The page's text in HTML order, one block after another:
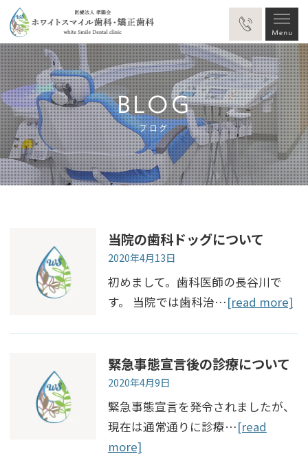
BLOG
ブログ
当院の歯科ドッグについて
2020年4月13日
初めまして。歯科医師の長谷川で
す。 当院では歯科治…[read more]
緊急事態宣言後の診療について
2020年4月9日
緊急事態宣言を発令されましたが、
現在は通常通りに診療…[read
more]